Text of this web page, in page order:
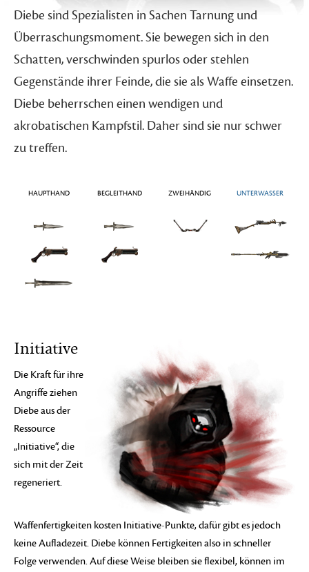
Diebe sind Spezialisten in Sachen Tarnung und
Überraschungsmoment. Sie bewegen sich in den
Schatten, verschwinden spurlos oder stehlen
Gegenstände ihrer Feinde, die sie als Waffe einsetzen.
Diebe beherrschen einen wendigen und
akrobatischen Kampfstil. Daher sind sie nur schwer
zu treffen.
HAUPTHAND BEGLEITHAND ZWEIHÄNDIG UNTERWASSER
Initiative
Die Kraft für ihre
Angriffe ziehen
Diebe aus der
Ressource
„Initiative“, die
sich mit der Zeit
regeneriert.
Waffenfertigkeiten kosten Initiative-Punkte, dafür gibt es jedoch
keine Aufladezeit. Diebe können Fertigkeiten also in schneller
Folge verwenden. Auf diese Weise bleiben sie flexibel, können im